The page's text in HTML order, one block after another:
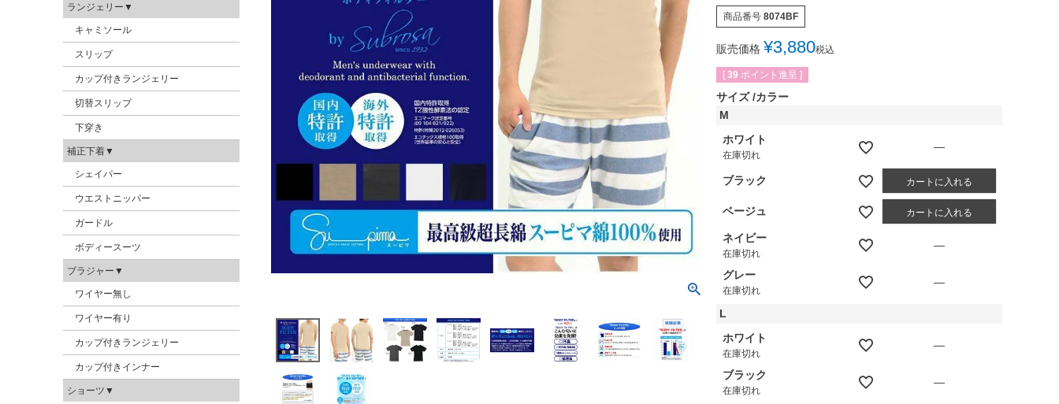
ランジェリー▼
キャミソール
スリップ
カップ付きランジェリー
切替スリップ
下穿き
補正下着▼
シェイパー
ウエストニッパー
ガードル
ボディースーツ
ブラジャー▼
ワイヤー無し
ワイヤー有り
カップ付きランジェリー
カップ付きインナー
ショーツ▼
商品番号 8074BF
販売価格 ¥3,880税込
[ 39 ポイント進呈 ]
サイズ カラー
M
ホワイト
在庫切れ
—
ブラック カートに入れる
ベージュ カートに入れる
ネイビー
在庫切れ
—
グレー
在庫切れ
—
L
ホワイト
在庫切れ
—
ブラック
在庫切れ
—